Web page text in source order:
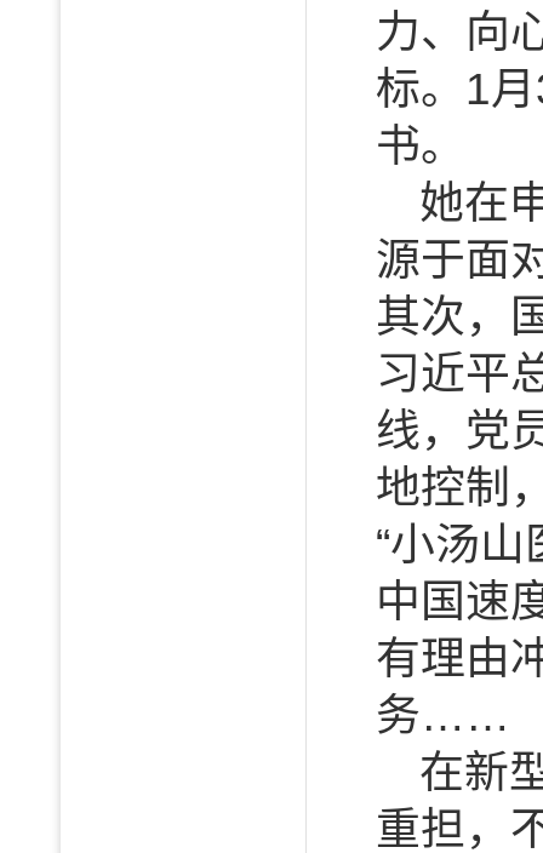
力、向
标。1
书。
她在
源于面
其次，
习近平
线，党
地控制
“小汤
中国速
有理由
务……
在新
重担，